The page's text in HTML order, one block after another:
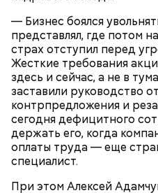
— Бизнес боялся
представлял, где потом
страх отступил перед
Жесткие требования
здесь и сейчас, а не в
заставили руководство
контрпредложения и
сегодня дефицитного
держать его, когда
оплаты труда — еще
специалист.
При этом Алексей